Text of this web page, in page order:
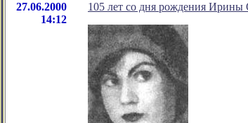
27.06.2000
14:12
105 лет со дня рождения Ирины